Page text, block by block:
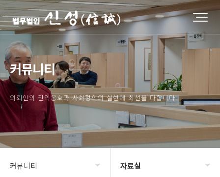
커뮤니티
의뢰인의 권익옹호과 사회정의의 실현에 최선을 다합니다.
커뮤니티 자료실